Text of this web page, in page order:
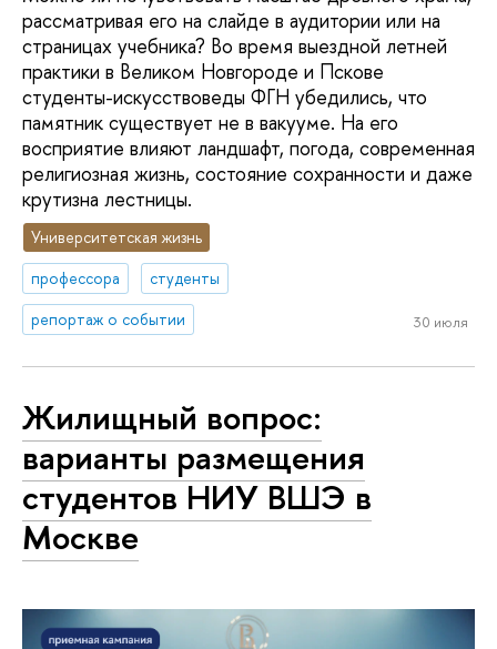
рассматривая его на слайде в аудитории или на
страницах учебника? Во время выездной летней
практики в Великом Новгороде и Пскове
студенты-искусствоведы ФГН убедились, что
памятник существует не в вакууме. На его
восприятие влияют ландшафт, погода, современная
религиозная жизнь, состояние сохранности и даже
крутизна лестницы.
Университетская жизнь
профессора
студенты
репортаж о событии
30 июля
Жилищный вопрос:
варианты размещения
студентов НИУ ВШЭ в
Москве